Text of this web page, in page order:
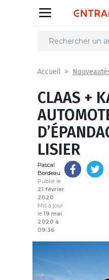
Partager
Accueil
CLAAS +
LISIER
Pascal
Bordeau
Publié le
21 février
2020
Mis à jour
le 19 mai
2020 à
09:36